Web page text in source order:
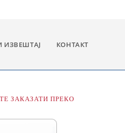
ИЗВЕШТАЈ КОНТАКТ
ЗАКАЗАТИ ПРЕКО